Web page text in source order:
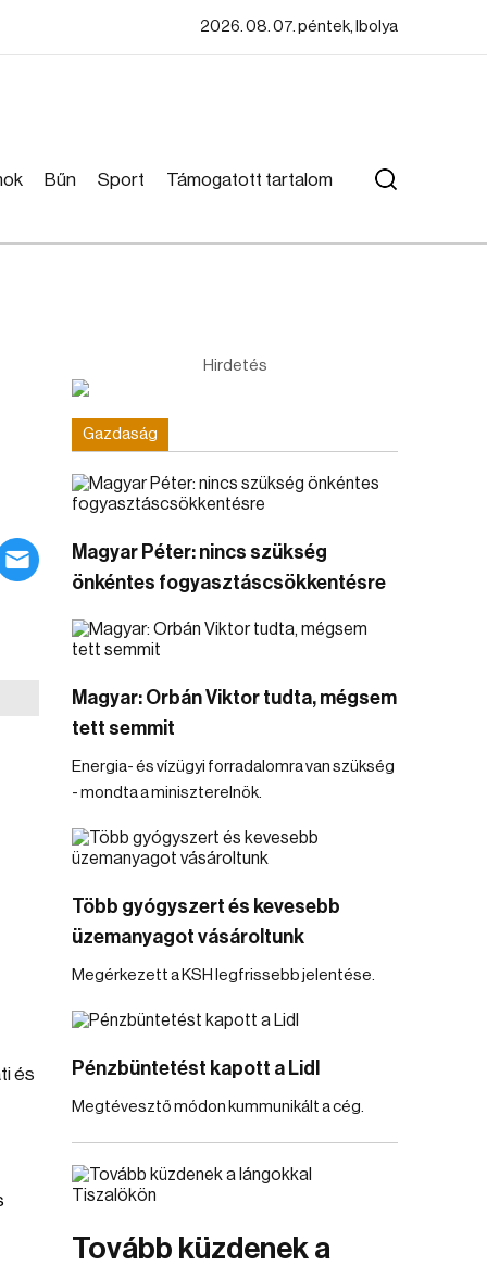
2026. 08. 07. péntek, Ibolya
Bűn Sport Támogatott tartalom
és
Hirdetés
Gazdaság
Magyar Péter: nincs szükség
önkéntes fogyasztáscsökkentésre
Magyar: Orbán Viktor tudta, mégsem
tett semmit
Energia- és vízügyi forradalomra van szükség
- mondta a miniszterelnök.
Több gyógyszert és kevesebb
üzemanyagot vásároltunk
Megérkezett a KSH legfrissebb jelentése.
Pénzbüntetést kapott a Lidl
Megtévesztő módon kummunikált a cég.
Tovább küzdenek a